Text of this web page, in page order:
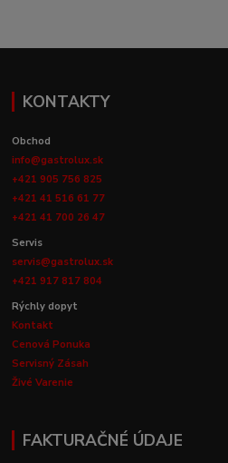
KONTAKTY
Obchod
info@gastrolux.sk
+421 905 756 825
+421 41 516 61 77
+421 41 700 26 47
Servis
servis@gastrolux.sk
+421 917 817 804
Rýchly dopyt
Kontakt
Cenová Ponuka
Servisný Zásah
Živé Varenie
FAKTURAČNÉ ÚDAJE